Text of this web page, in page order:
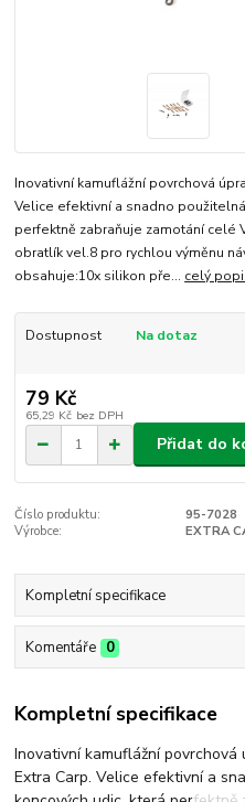
Inovativní kamuflážní povrchová
Velice efektivní a snadno
perfektně zabraňuje zamotání celé
obratlík vel.8 pro rychlou výměnu
obsahuje:10x silikon pře... celý
Dostupnost Na dotaz
79 Kč
65,29 Kč bez DPH
Přidat do
Číslo produktu:
95-7028
Výrobce:
EXTRA
Kompletní specifikace
Komentáře 0
Kompletní specifikace
Inovativní kamuflážní povrchová
Extra Carp. Velice efektivní a